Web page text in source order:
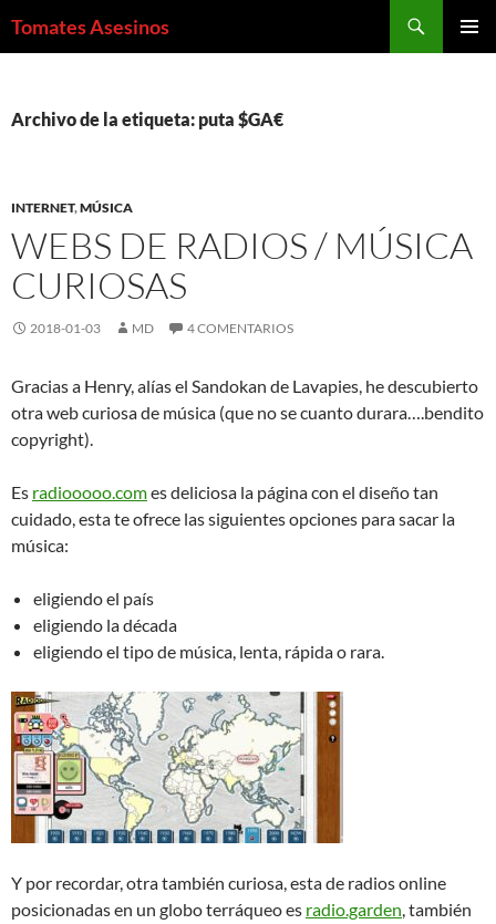
Tomates Asesinos
Archivo de la etiqueta: puta $GA€
INTERNET,MÚSICA
WEBS DE RADIOS / MÚSICA
CURIOSAS
2018-01-03 MD 4 COMENTARIOS
Gracias a Henry, alías el Sandokan de Lavapies, he descubierto
otra web curiosa de música (que no se cuanto durara….bendito
copyright).
Es radiooooo.comes deliciosa la página con el diseño tan
cuidado, esta te ofrece las siguientes opciones para sacar la
música:
eligiendo el país
eligiendo la década
eligiendo el tipo de música, lenta, rápida o rara.
Y por recordar, otra también curiosa, esta de radios online
posicionadas en un globo terráqueo es radio.garden, también